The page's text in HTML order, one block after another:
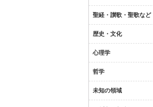
聖経・讃歌・聖歌など
歴史・文化
心理学
哲学
未知の領域